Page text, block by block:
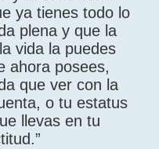
ya tienes todo lo
plena y que la
vida la puedes
ahora posees,
que ver con la
o tu estatus
llevas en tu